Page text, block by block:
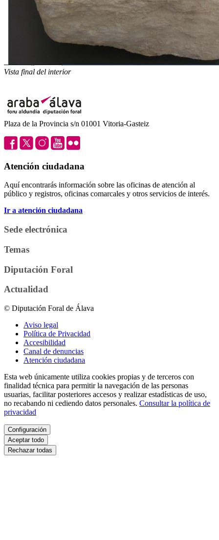
Vista final del interior
Plaza de la Provincia s/n 01001 Vitoria-Gasteiz
Atención ciudadana
Aquí encontrarás información sobre las oficinas de atención al
público y registros, oficinas comarcales y otros servicios de interés.
Ir a atención ciudadana
Sede electrónica
Temas
Diputación Foral
Actualidad
© Diputación Foral de Álava
Aviso legal
Política de Privacidad
Accesibilidad
Canal de denuncias
Atención ciudadana
Esta web únicamente utiliza cookies propias y de terceros con
finalidad técnica para permitir la navegación de las personas
usuarias, facilitar posteriores accesos y realizar estadísticas de uso,
no recabando ni cediendo datos personales. Consultar la política de
privacidad
Configuración
Aceptar todo
Rechazar todas